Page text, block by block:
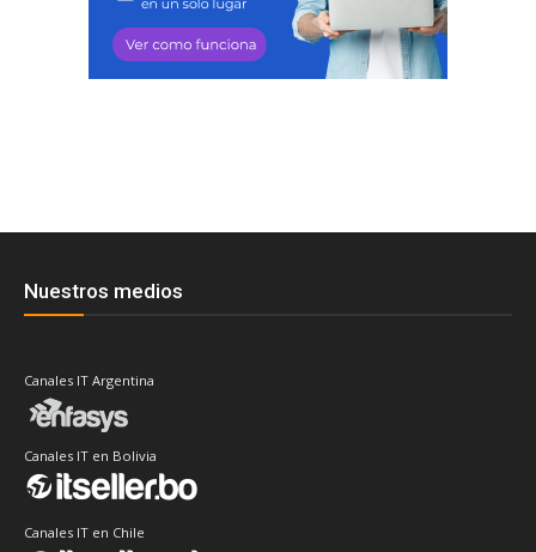
Nuestros medios
Canales IT Argentina
Canales IT en Bolivia
Canales IT en Chile